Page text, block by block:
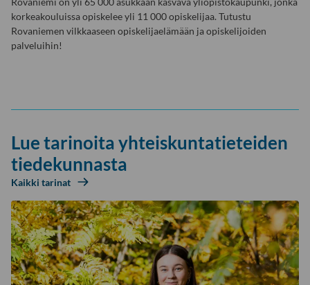
korkeakouluissa opiskelee yli 11 000 opiskelijaa. Tutustu
Rovaniemen vilkkaaseen opiskelijaelämään ja opiskelijoiden
palveluihin!
Lue tarinoita yhteiskuntatieteiden
tiedekunnasta
Kaikki tarinat